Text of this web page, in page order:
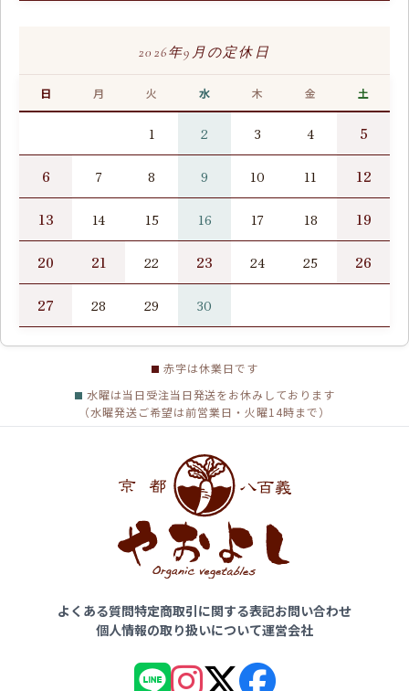
2026年9月の定休日
日 月 火 水 木 金 土
1 2 3 4 5
6 7 8 9 10 11 12
13 14 15 16 17 18 19
20 21 22 23 24 25 26
27 28 29 30
赤字は休業日です
水曜は当日受注当日発送をお休みしております
（水曜発送ご希望は前営業日・火曜14時まで）
よくある質問特定商取引に関する表記お問い合わせ
個人情報の取り扱いについて運営会社